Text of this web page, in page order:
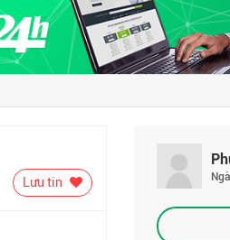
Lưu tin